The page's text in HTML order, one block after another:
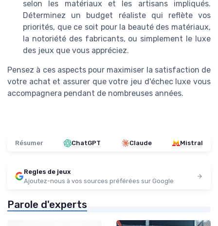
selon les matériaux et les artisans impliqués.
Déterminez un budget réaliste qui reflète vos
priorités, que ce soit pour la beauté des matériaux,
la notoriété des fabricants, ou simplement le luxe
des jeux que vous appréciez.
Pensez à ces aspects pour maximiser la satisfaction de
votre achat et assurer que votre jeu d'échec luxe vous
accompagnera pendant de nombreuses années.
Résumer ChatGPT Claude Mistral
Regles de jeux
Ajoutez-nous à vos sources préférées sur Google
Parole d'experts